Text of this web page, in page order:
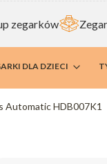
zegarków
DLA DZIECI
Automatic HDB007K1